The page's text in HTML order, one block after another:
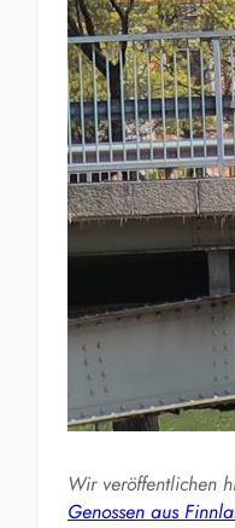
Wir veröffentlichen
Genossen aus